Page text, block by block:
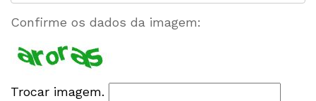
Confirme os dados da imagem:
Trocar imagem.